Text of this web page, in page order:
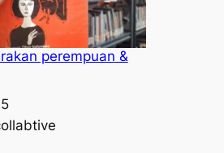
perempuan &